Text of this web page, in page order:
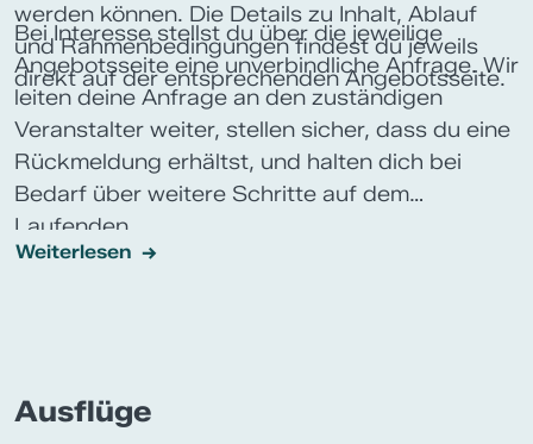
werden können. Die Details zu Inhalt, Ablauf
und Rahmenbedingungen findest du jeweils
direkt auf der entsprechenden Angebotsseite.
Bei Interesse stellst du über die jeweilige
Angebotsseite eine unverbindliche Anfrage. Wir
leiten deine Anfrage an den zuständigen
Veranstalter weiter, stellen sicher, dass du eine
Rückmeldung erhältst, und halten dich bei
Bedarf über weitere Schritte auf dem
Laufenden.
Weiterlesen
Ausflüge